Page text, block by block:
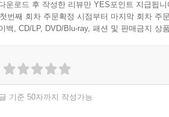
운로드 후 작성한 리뷰만 YES포인트 지급됩니
번째 회차 주문확정 시점부터 마지막 회차 주
백, CD/LP, DVD/Blu-ray, 패션 및 판매금지 상
기준 50자까지 작성가능